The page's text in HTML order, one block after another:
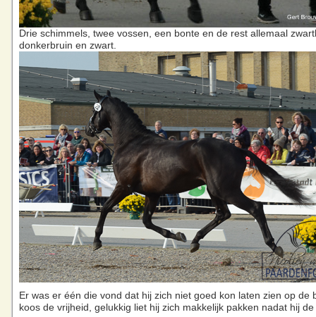
Drie schimmels, twee vossen, een bonte en de rest allemaal
donkerbruin en zwart.
Er was er één die vond dat hij zich niet goed kon laten zien op de
koos de vrijheid, gelukkig liet hij zich makkelijk pakken nadat hij